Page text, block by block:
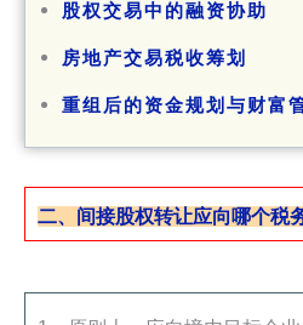
股权交易中的融资协助
房地产交易税收筹划
重组后的资金规划与财富
二、间接股权转让应向哪个税